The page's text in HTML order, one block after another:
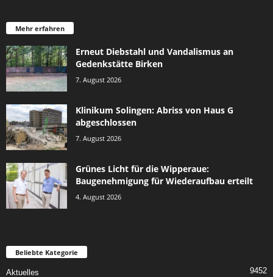
Mehr erfahren
Erneut Diebstahl und Vandalismus an
Gedenkstätte Birken
7. August 2026
Klinikum Solingen: Abriss von Haus G
abgeschlossen
7. August 2026
Grünes Licht für die Wipperaue:
Baugenehmigung für Wiederaufbau erteilt
4. August 2026
Beliebte Kategorie
Aktuelles 9452